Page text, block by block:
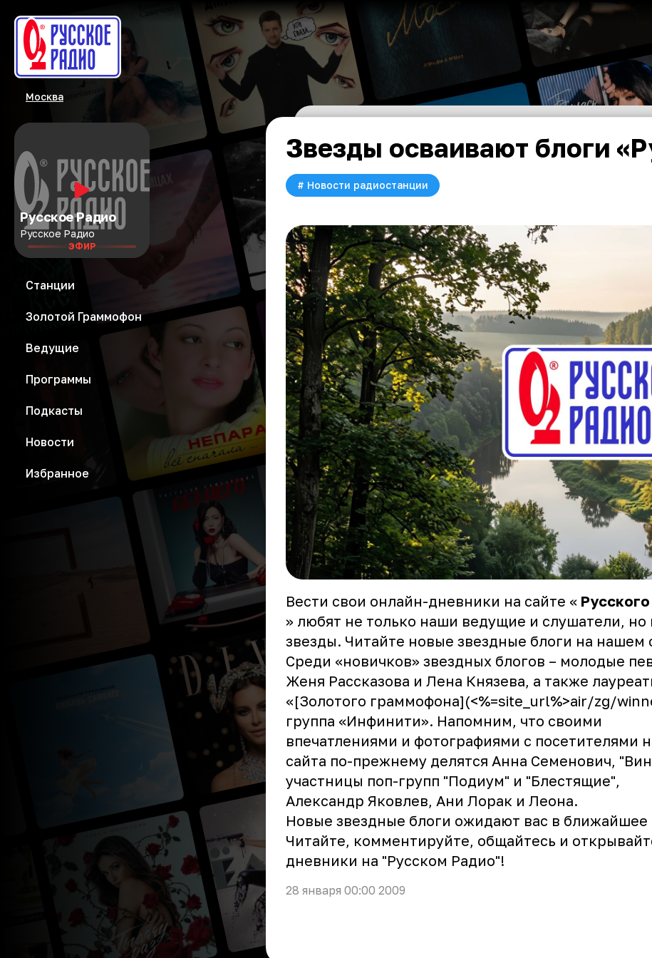
Москва
Русское Радио
Русское Радио
ЭФИР
Станции
Золотой Граммофон
Ведущие
Программы
Подкасты
Новости
Избранное
Звезды осваивают блоги
# Новости радиостанции
Вести свои онлайн-дневники на сайте «
» любят не только наши ведущие и слушатели, но
звезды. Читайте новые звездные блоги на нашем
Среди «новичков» звездных блогов – молодые
Женя Рассказова и Лена Князева , а также
«[Золотого граммофона](<%=site_url%>air/zg/
группа «Инфинити». Напомним, что своими
впечатлениями и фотографиями с посетителями
сайта по-прежнему делятся Анна Семенович , "
участницы поп-групп "Подиум" и "Блестящие",
Александр Яковлев Ани Лорак и Леона.
Новые звездные блоги ожидают вас в ближайшее
Читайте, комментируйте, общайтесь и
дневники на "Русском Радио"!
28 января 00:00 2009